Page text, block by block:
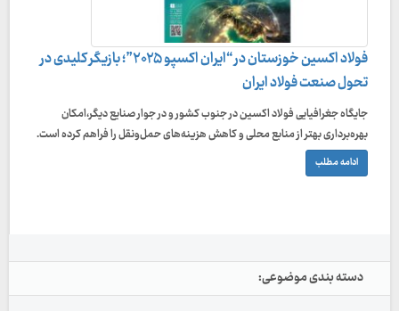
فولاد اکسین خوزستان در “ایران اکسپو ۲۰۲۵”؛ بازیگر کلیدی در
تحول صنعت فولاد ایران
جایگاه جغرافیایی فولاد اکسین در جنوب کشور و در جوار صنایع دیگر،امکان
بهره‌برداری بهتر از منابع محلی و کاهش هزینه‌های حمل‌ونقل را فراهم کرده است.
ادامه مطلب
دسته بندی موضوعی: